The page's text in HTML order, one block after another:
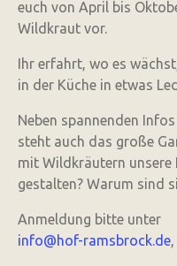
euch von April bis
Wildkraut vor.
Ihr erfahrt, wo es
in der Küche in etwas
Neben spannenden
steht auch das große
mit Wildkräutern unsere
gestalten? Warum sind
Anmeldung bitte unter
info@hof-ramsbrock.de